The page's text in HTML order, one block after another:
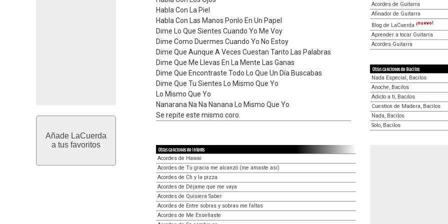
Añade LaCuerda
a tus favoritos
Habla Con La Piel
Habla Con Las Manos Ponlo En Un Papel
Dime Lo Que Sientes Cuando Yo Me Voy
Dime Como Duermes Cuando Yo No Estoy
Dime Que Aunque A Veces Cuestan Tanto Las Palabras
Dime Que Me Llevas En La Mente Las Ganas
Dime Que Encontraste Todo Lo Que Un Día Buscabas
Dime Que Tu Sientes Lo Mismo Que Yo
Lo Mismo Que Yo
Nanarana Na Na Nanana Lo Mismo Que Yo
Se repite este mismo coro.
Acordes de Guitarra
Afinador de Guitarra
Blog de LaCuerda ¡nuevo!
Aprender a tocar Guitarra
Acordes Guitarra
Otras canciones de Bacilos
Nada Especial, Bacilos
Anoche, Bacilos
Adicto a ti, Bacilos
Cuestion de Madera, Bacilos
Nada, Bacilos
Solo, Bacilos
Otras canciones de interés
Acordes de Hawai
Acordes de Tu gracia me alcanzó (me amaste así)
Acordes de Ch y la pizza
Acordes de Déjame que me vaya
Acordes de Quisiera Saber
Acordes de Entre sobras y sobras me faltas
Acordes de Me Enseñaste